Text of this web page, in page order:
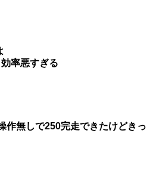
率悪すぎる
作無しで250完走できたけどきっ